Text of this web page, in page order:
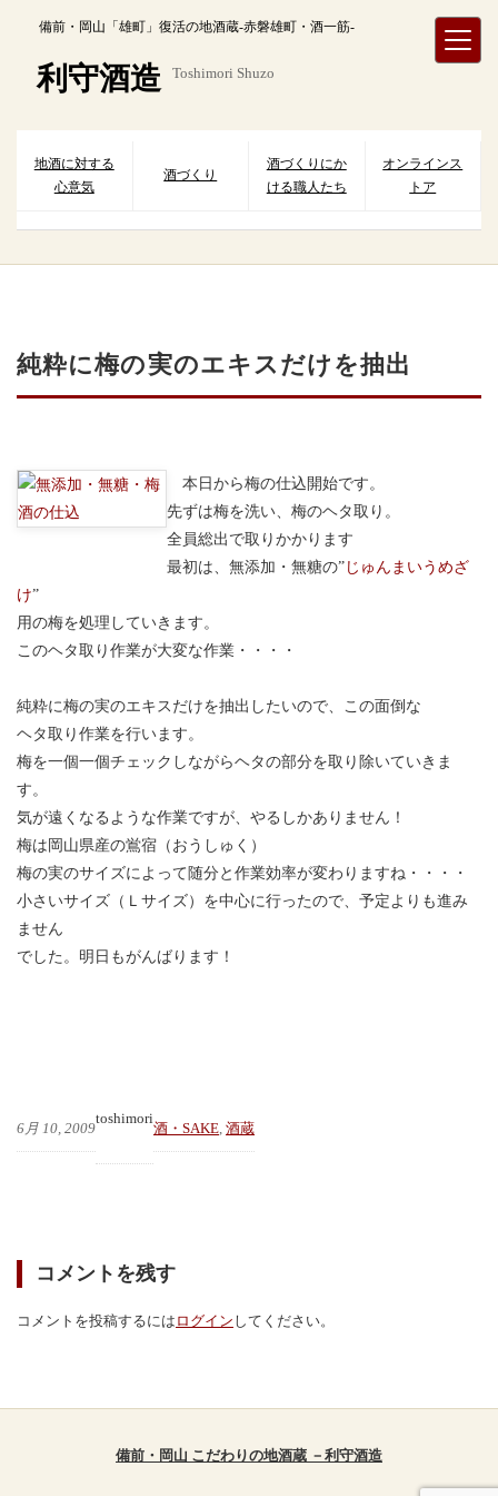
備前・岡山「雄町」復活の地酒蔵-赤磐雄町・酒一筋-
利守酒造 Toshimori Shuzo
地酒に対する
心意気
酒づくり
酒づくりにか
ける職人たち
オンラインス
トア
純粋に梅の実のエキスだけを抽出
本日から梅の仕込開始です。
先ずは梅を洗い、梅のヘタ取り。
全員総出で取りかかります
最初は、無添加・無糖の” じゅんまいうめざ
け”
用の梅を処理していきます。
このヘタ取り作業が大変な作業・・・・
純粋に梅の実のエキスだけを抽出したいので、この面倒な
ヘタ取り作業を行います。
梅を一個一個チェックしながらヘタの部分を取り除いていきま
す。
気が遠くなるような作業ですが、やるしかありません！
梅は岡山県産の鴬宿（おうしゅく）
梅の実のサイズによって随分と作業効率が変わりますね・・・・
小さいサイズ（Ｌサイズ）を中心に行ったので、予定よりも進み
ません
でした。明日もがんばります！
6月 10, 2009
toshimori
酒・SAKE 酒蔵
コメントを残す
コメントを投稿するには ログイン してください。
備前・岡山 こだわりの地酒蔵 －利守酒造